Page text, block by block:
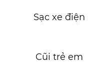
Sạc xe điện
Cũi trẻ em